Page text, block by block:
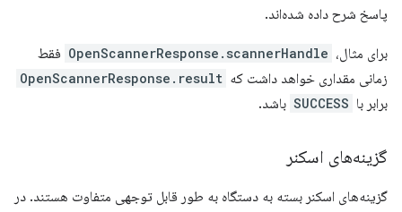
پاسخ شرح داده شده‌اند.
برای مثال، OpenScannerResponse.scannerHandle فقط
زمانی مقداری خواهد داشت که OpenScannerResponse.result
برابر با SUCCESS باشد.
گزینه‌های اسکنر
گزینه‌های اسکنر بسته به دستگاه به طور قابل توجهی متفاوت هستند. در